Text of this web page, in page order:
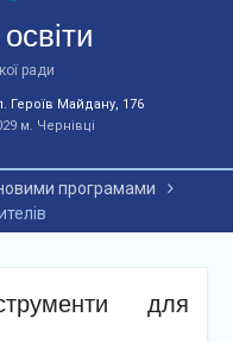
ради
Героїв Майдану, 176
м. Чернівці
програмами
для